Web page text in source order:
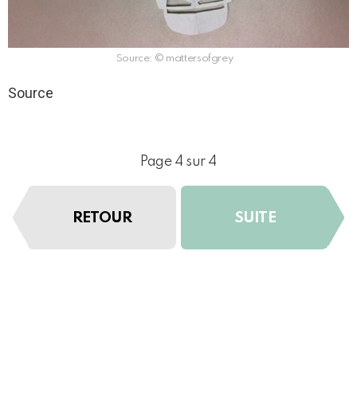
Source: © mattersofgrey
Source
Page 4 sur 4
RETOUR SUITE